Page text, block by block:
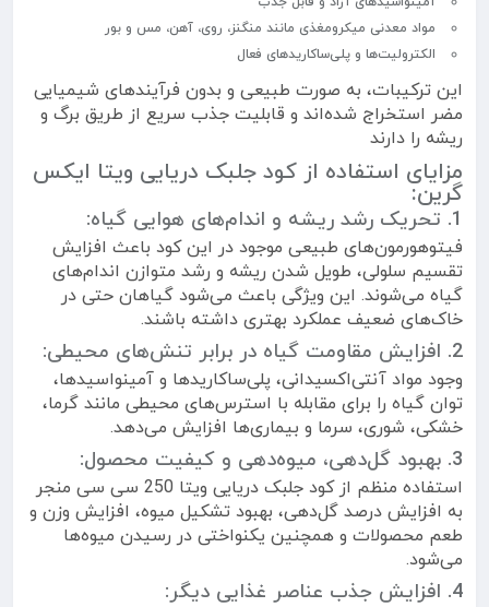
مواد معدنی میکرومغذی مانند منگنز، روی، آهن، مس و بور
الکترولیت‌ها و پلی‌ساکاریدهای فعال
این ترکیبات، به صورت طبیعی و بدون فرآیندهای شیمیایی
مضر استخراج شده‌اند و قابلیت جذب سریع از طریق برگ و
ریشه را دارند
مزایای استفاده از کود جلبک دریایی ویتا ایکس
گرین:
1. تحریک رشد ریشه و اندام‌های هوایی گیاه:
فیتوهورمون‌های طبیعی موجود در این کود باعث افزایش
تقسیم سلولی، طویل شدن ریشه و رشد متوازن اندام‌های
گیاه می‌شوند. این ویژگی باعث می‌شود گیاهان حتی در
خاک‌های ضعیف عملکرد بهتری داشته باشند.
2. افزایش مقاومت گیاه در برابر تنش‌های محیطی:
وجود مواد آنتی‌اکسیدانی، پلی‌ساکاریدها و آمینواسیدها،
توان گیاه را برای مقابله با استرس‌های محیطی مانند گرما،
خشکی، شوری، سرما و بیماری‌ها افزایش می‌دهد.
3. بهبود گل‌دهی، میوه‌دهی و کیفیت محصول:
استفاده منظم از کود جلبک دریایی ویتا 250 سی سی منجر
به افزایش درصد گل‌دهی، بهبود تشکیل میوه، افزایش وزن و
طعم محصولات و همچنین یکنواختی در رسیدن میوه‌ها
می‌شود.
4. افزایش جذب عناصر غذایی دیگر: